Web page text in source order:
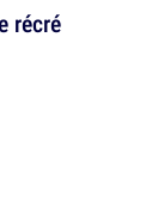
récré